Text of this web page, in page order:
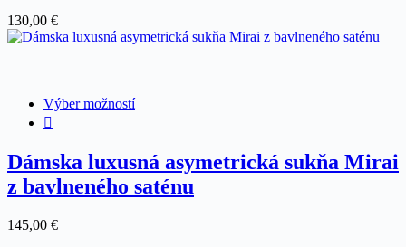
vybrať
na
130,00 €
Výber možnostíTento
viacero
variantov.
Možnosti
si
Dámska luxusná asymetrická sukňa Mirai
z bavlneného saténu
145,00 €